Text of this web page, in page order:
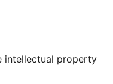
Tumblr
intellectual property